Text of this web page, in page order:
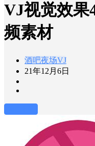
VJ视觉效果
频素材
酒吧夜场VJ
21年12月6日